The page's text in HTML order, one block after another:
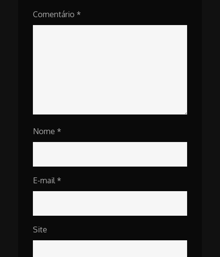
Comentário *
Nome *
E-mail *
Site